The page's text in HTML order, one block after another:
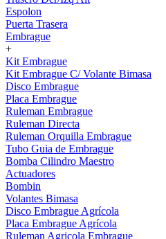
Espolon
Puerta Trasera
Embrague
+
Kit Embrague
Kit Embrague C/ Volante Bimasa
Disco Embrague
Placa Embrague
Ruleman Embrague
Ruleman Directa
Ruleman Orquilla Embrague
Tubo Guia de Embrague
Bomba Cilindro Maestro
Actuadores
Bombin
Volantes Bimasa
Disco Embrague Agrícola
Placa Embrague Agrícola
Ruleman Agricola Embrague